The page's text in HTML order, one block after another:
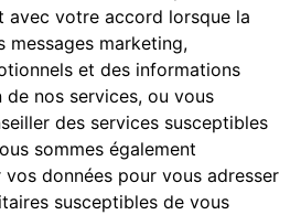
avec votre accord lorsque la
messages marketing,
et des informations
de nos services, ou vous
des services susceptibles
sommes également
vos données pour vous adresser
susceptibles de vous